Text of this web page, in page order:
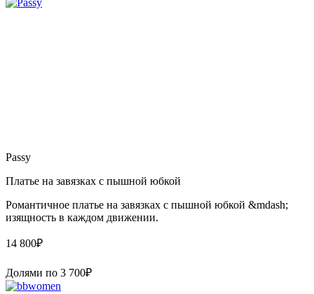
Passy
Платье на завязках с пышной юбкой
Романтичное платье на завязках с пышной юбкой &mdash;
изящность в каждом движении.
14 800₽
Долями по 3 700₽